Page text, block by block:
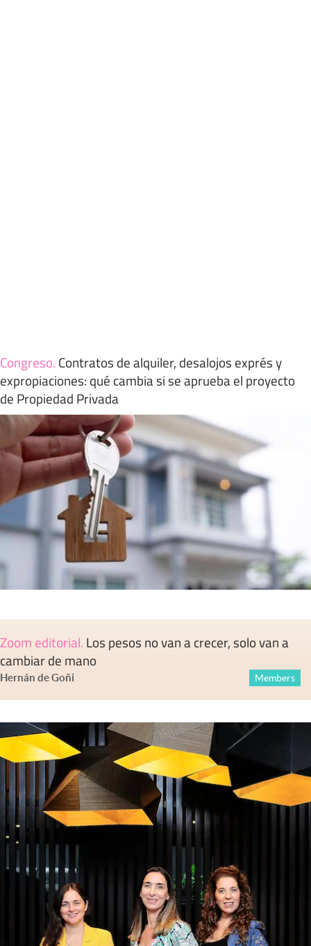
Congreso. Contratos de alquiler, desalojos exprés y
expropiaciones: qué cambia si se aprueba el proyecto
de Propiedad Privada
Zoom editorial. Los pesos no van a crecer, solo van a
cambiar de mano
Hernán de Goñi Members